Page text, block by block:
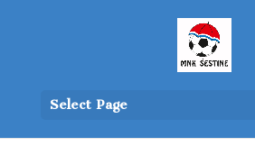
Select Page